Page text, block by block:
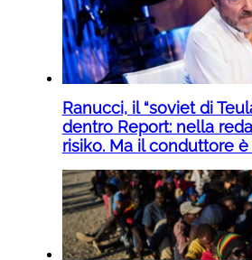
Ranucci, il “soviet di
dentro Report: nella
risiko. Ma il conduttore